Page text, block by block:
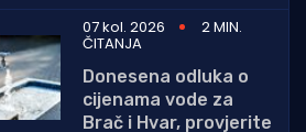
07 kol. 2026
2 MIN.
ČITANJA
Donesena odluka o
cijenama vode za
Brač i Hvar, provjerite